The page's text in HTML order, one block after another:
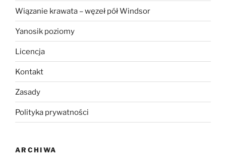
Wiązanie krawata – węzeł pół Windsor
Yanosik poziomy
Licencja
Kontakt
Zasady
Polityka prywatności
ARCHIWA